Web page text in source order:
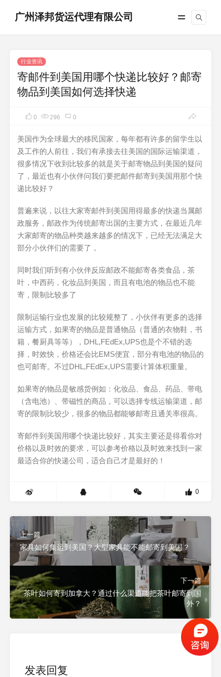
广州泽邦货运代理有限公司
行业资讯
寄邮件到美国用哪个快递比较好？邮寄
物品到美国如何选择快递
0 296 0
美国作为全球最大的移民国家，每年都有许多的留学生以
及工作的人前往，我们有承接去往美国的国际运输渠道，
很多情况下收到比较多的就是关于邮寄物品到美国的疑问
了，最近也有小伙伴问我们要把邮件邮寄到美国用那个快
递比较好？
普遍来说，以往大家寄邮件到美国用得最多的快递当属邮
政服务，邮政作为传统邮寄出国的主要方式，在最近几年
大家邮寄的物品种类越来越多的情况下，已经无法满足大
部分小伙伴们的需要了，
同时我们听到有小伙伴反应邮政不能邮寄各类食品，茶
叶，中西药，化妆品到美国，而且有电池的物品也不能
寄，限制比较多了
限制运输行业也发展的比较规整了，小伙伴有更多的选择
运输方式，如果寄的物品是普通物品（普通的衣物鞋，书
籍，餐厨具等等），DHL,FEdEx,UPS也是个不错的选
择，时效快，价格还会比EMS便宜，部分有电池的物品的
也可邮寄。不过DHL,FEdEx,UPS需要计算体积重量。
如果寄的物品是敏感货例如：化妆品、食品、药品、带电
（含电池）、带磁性的商品，可以选择专线运输渠道，邮
寄的限制比较少，很多的物品都能够邮寄且通关率很高。
寄邮件到美国用哪个快递比较好，其实主要还是得看你对
价格以及时效的要求，可以参考价格以及时效来找到一家
最适合你的快递公司，适合自己才是最好的！
0
上一篇
家具如何集运到美国？大型家具能不能邮寄到美国？
下一篇
茶叶如何寄到加拿大？通过什么渠道能把茶叶邮寄到国
外？
发表回复